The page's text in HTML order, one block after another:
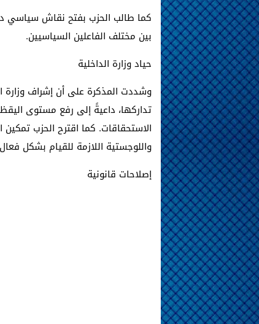
كما طالب الحزب بفتح نقاش سياسي
بين مختلف الفاعلين السياسيين.
حياد وزارة الداخلية
وشددت المذكرة على أن إشراف وزارة
تداركها، داعيةً إلى رفع مستوى
الاستحقاقات. كما اقترح الحزب تمكين
واللوجستية اللازمة للقيام بشكل
إصلاحات قانونية